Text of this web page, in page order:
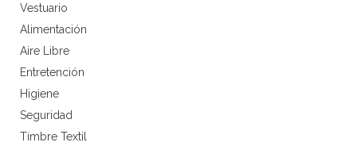
Vestuario
Alimentación
Aire Libre
Entretención
Higiene
Seguridad
Timbre Textil